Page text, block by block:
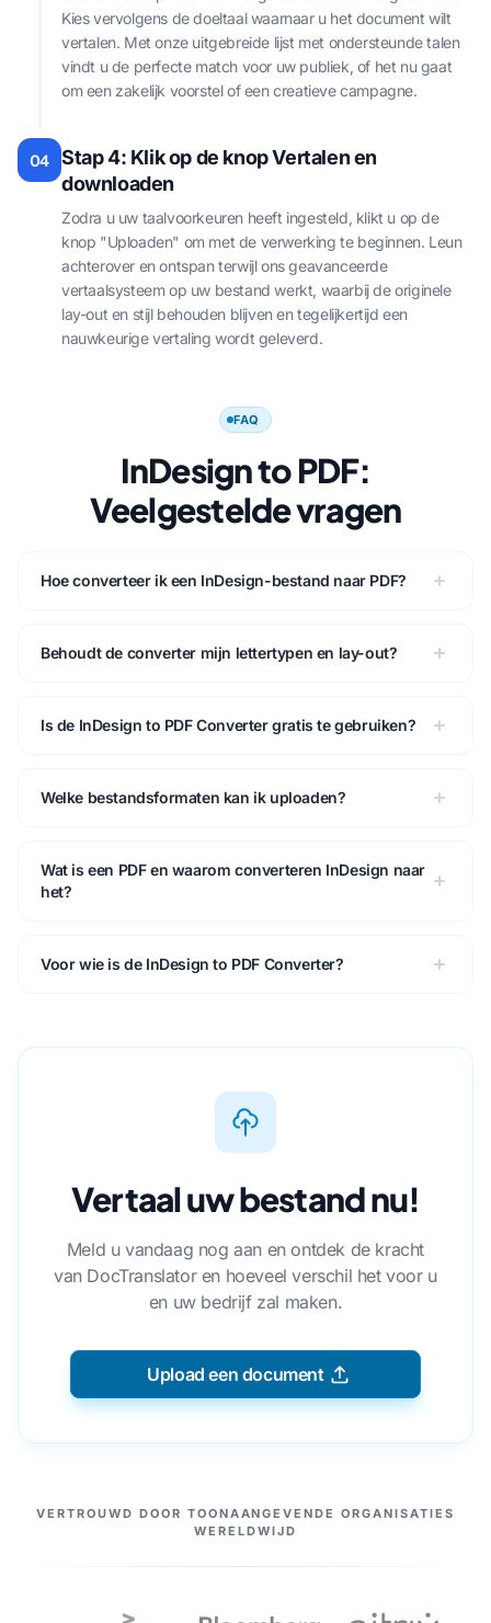
Kies vervolgens de doeltaal waarnaar u het document wilt
vertalen. Met onze uitgebreide lijst met ondersteunde talen
vindt u de perfecte match voor uw publiek, of het nu gaat
om een zakelijk voorstel of een creatieve campagne.
04
Stap 4: Klik op de knop Vertalen en
downloaden
Zodra u uw taalvoorkeuren heeft ingesteld, klikt u op de
knop "Uploaden" om met de verwerking te beginnen. Leun
achterover en ontspan terwijl ons geavanceerde
vertaalsysteem op uw bestand werkt, waarbij de originele
lay-out en stijl behouden blijven en tegelijkertijd een
nauwkeurige vertaling wordt geleverd.
FAQ
InDesign to PDF:
Veelgestelde vragen
Hoe converteer ik een InDesign-bestand naar PDF?
Behoudt de converter mijn lettertypen en lay-out?
Is de InDesign to PDF Converter gratis te gebruiken?
Welke bestandsformaten kan ik uploaden?
Wat is een PDF en waarom converteren InDesign naar
het?
Voor wie is de InDesign to PDF Converter?
Vertaal uw bestand nu!
Meld u vandaag nog aan en ontdek de kracht
van DocTranslator en hoeveel verschil het voor u
en uw bedrijf zal maken.
Upload een document
ONZE PARTNERS
VERTROUWD DOOR TOONAANGEVENDE ORGANISATIES
WERELDWIJD